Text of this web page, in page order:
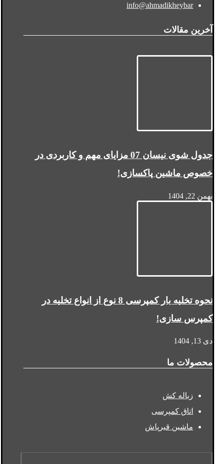
info@ahmadikheybar
آخرین مقالات
جدول شوی نیسان 07 مزایای مهم و کاربردی در
خصوص ماشین پاکسازی!
بهمن 22, 1404
نحوه تخلیه بار کمپرسی 8 نوع از انواع تخلیه در
کمپرس سازی!
دی 13, 1404
محصولات ما
زباله کش
اتاق کمپرسی
ماشین قیرپاش